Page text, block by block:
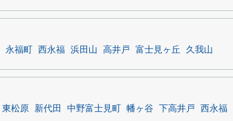
永福町 西永福 浜田山 高井戸 富士見ヶ丘 久我山
東松原 新代田 中野富士見町 幡ヶ谷 下高井戸 西永福